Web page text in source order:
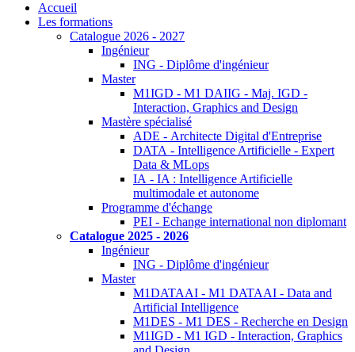
Accueil
Les formations
Catalogue 2026 - 2027
Ingénieur
ING - Diplôme d'ingénieur
Master
M1IGD - M1 DAIIG - Maj. IGD -
Interaction, Graphics and Design
Mastère spécialisé
ADE - Architecte Digital d'Entreprise
DATA - Intelligence Artificielle - Expert
Data & MLops
IA - IA : Intelligence Artificielle
multimodale et autonome
Programme d'échange
PEI - Echange international non diplomant
Catalogue 2025 - 2026
Ingénieur
ING - Diplôme d'ingénieur
Master
M1DATAAI - M1 DATAAI - Data and
Artificial Intelligence
M1DES - M1 DES - Recherche en Design
M1IGD - M1 IGD - Interaction, Graphics